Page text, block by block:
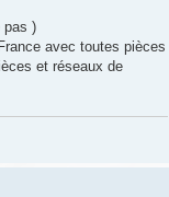
pas )
avec toutes pièces
et réseaux de